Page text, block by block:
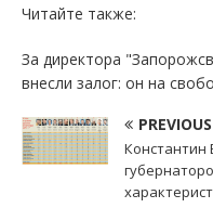
Читайте также:
За директора
внесли залог: он на
PREVIOUS
Константин